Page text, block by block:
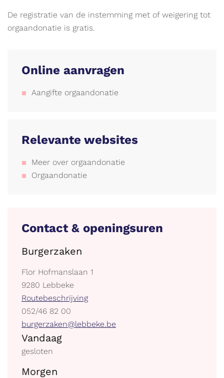
De registratie van de instemming met of weigering tot
orgaandonatie is gratis.
Online aanvragen
Aangifte orgaandonatie
Relevante websites
Meer over orgaandonatie
Orgaandonatie
Contact & openingsuren
Burgerzaken
Adres
Flor Hofmanslaan 1
,
9280 Lebbeke
Stratenplan
Routebeschrijving
tel.
052/46 82 00
E-
mail
burgerzaken@lebbeke.be
Openingsuren
Vandaag
gesloten
Morgen